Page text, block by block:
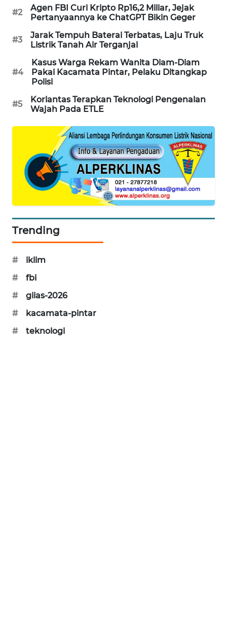
#2
Agen FBI Curi Kripto Rp16,2 Miliar, Jejak
Pertanyaannya ke ChatGPT Bikin Geger
#3
Jarak Tempuh Baterai Terbatas, Laju Truk
Listrik Tanah Air Terganjal
#4
Kasus Warga Rekam Wanita Diam-Diam
Pakai Kacamata Pintar, Pelaku Ditangkap
Polisi
#5
Korlantas Terapkan Teknologi Pengenalan
Wajah Pada ETLE
Trending
#
iklim
#
fbi
#
giias-2026
#
kacamata-pintar
#
teknologi
UMKM
WAHANA
SELEB
WAHANA
PERSONA
WAHANA
HEALTH
WAHANA
DESA
LAPAK
WAHANA
Network
KONSUMEN
LISTRIK